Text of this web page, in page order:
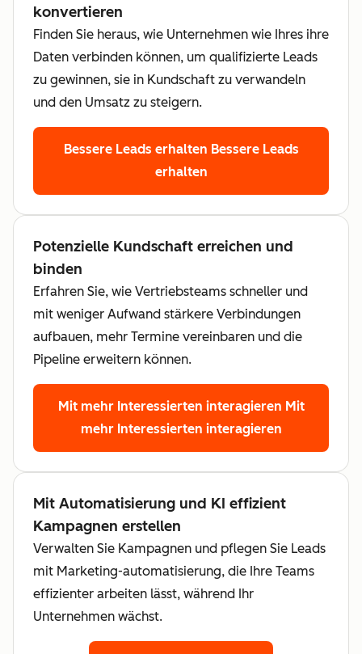
konvertieren
Finden Sie heraus, wie Unternehmen wie Ihres ihre
Daten verbinden können, um qualifizierte Leads
zu gewinnen, sie in Kundschaft zu verwandeln
und den Umsatz zu steigern.
Bessere Leads erhalten Bessere Leads
erhalten
Potenzielle Kundschaft erreichen und
binden
Erfahren Sie, wie Vertriebsteams schneller und
mit weniger Aufwand stärkere Verbindungen
aufbauen, mehr Termine vereinbaren und die
Pipeline erweitern können.
Mit mehr Interessierten interagieren Mit
mehr Interessierten interagieren
Mit Automatisierung und KI effizient
Kampagnen erstellen
Verwalten Sie Kampagnen und pflegen Sie Leads
mit Marketing-automatisierung, die Ihre Teams
effizienter arbeiten lässt, während Ihr
Unternehmen wächst.